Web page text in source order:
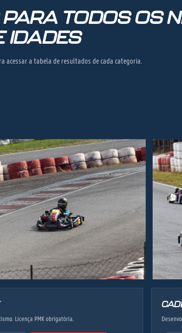
TODOS OS
IDADES
acessar a tabela de resultados de cada categoria.
Licença PMK obrigatória.